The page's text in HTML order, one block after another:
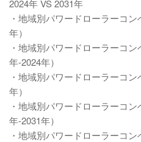
2024年 VS 2031年
・地域別パワードローラーコ
年）
・地域別パワードローラーコ
年-2024年）
・地域別パワードローラーコ
年）
・地域別パワードローラーコ
年-2031年）
・地域別パワードローラーコ